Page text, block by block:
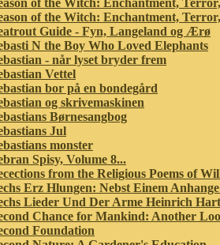
of the Witch: Enchantment,
of the Witch: Enchantment,
Guide - Fyn, Langeland og Ærø
N the Boy Who Loved Elephants
- når lyset bryder frem
Vettel
bor på en bondegård
og skrivemaskinen
Børnesangbog
Jul
monster
Spisy, Volume 8...
from the Religious Poems of
Erz Hlungen: Nebst Einem
Lieder Und Der Arme Heinrich
Chance for Mankind: Another
Foundation